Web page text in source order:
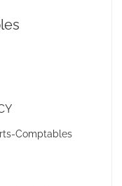
Comptables